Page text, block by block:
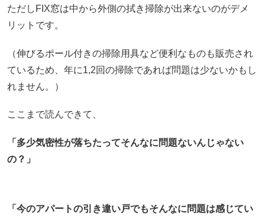
ただしFIX窓は中から外側の拭き掃除が出来ないのがデメ
リットです。
（伸びるポール付きの掃除用具など便利なものも販売され
ているため、年に1,2回の掃除であれば問題は少ないかもし
れません。）
ここまで読んできて、
「多少気密性が落ちたってそんなに問題ないんじゃない
の？」
「今のアパートの引き違い戸でもそんなに問題は感じてい